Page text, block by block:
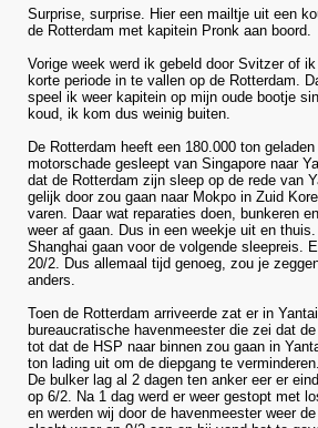
Surprise, surprise. Hier een mailtje uit een
de Rotterdam met kapitein Pronk aan boord.
Vorige week werd ik gebeld door Svitzer of
korte periode in te vallen op de Rotterdam.
speel ik weer kapitein op mijn oude bootje
koud, ik kom dus weinig buiten.
De Rotterdam heeft een 180.000 ton
motorschade gesleept van Singapore naar
dat de Rotterdam zijn sleep op de rede van
gelijk door zou gaan naar Mokpo in Zuid
varen. Daar wat reparaties doen, bunkeren
weer af gaan. Dus in een weekje uit en
Shanghai gaan voor de volgende sleepreis.
20/2. Dus allemaal tijd genoeg, zou je
anders.
Toen de Rotterdam arriveerde zat er in
bureaucratische havenmeester die zei dat
tot dat de HSP naar binnen zou gaan in
ton lading uit om de diepgang te
De bulker lag al 2 dagen ten anker eer er
op 6/2. Na 1 dag werd er weer gestopt met
en werden wij door de havenmeester weer